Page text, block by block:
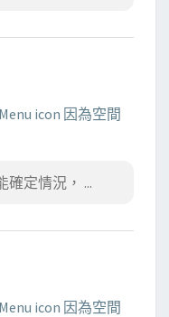
icon 因為空間
確定情況， ...
icon 因為空間